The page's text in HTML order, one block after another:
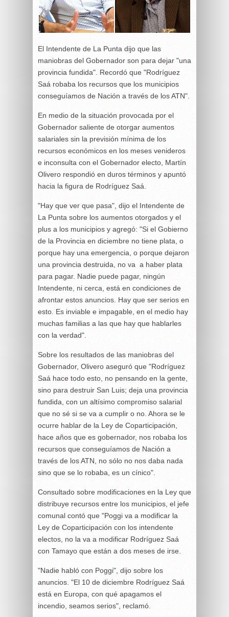
El Intendente de La Punta dijo que las
maniobras del Gobernador son para dejar "una
provincia fundida". Recordó que "Rodríguez
Saá robaba los recursos que los municipios
conseguíamos de Nación a través de los ATN".
En medio de la situación provocada por el
Gobernador saliente de otorgar aumentos
salariales sin la previsión mínima de los
recursos económicos en los meses venideros
e inconsulta con el Gobernador electo, Martín
Olivero respondió en duros términos y apuntó
hacia la figura de Rodríguez Saá.
"Hay que ver que pasa", dijo el Intendente de
La Punta sobre los aumentos otorgados y el
plus a los municipios y agregó: "Si el Gobierno
de la Provincia en diciembre no tiene plata, o
porque hay una emergencia, o porque dejaron
una provincia destruida, no va a haber plata
para pagar. Nadie puede pagar, ningún
Intendente, ni cerca, está en condiciones de
afrontar estos anuncios. Hay que ser serios en
esto. Es inviable e impagable, en el medio hay
muchas familias a las que hay que hablarles
con la verdad".
Sobre los resultados de las maniobras del
Gobernador, Olivero aseguró que "Rodríguez
Saá hace todo esto, no pensando en la gente,
sino para destruir San Luis; deja una provincia
fundida, con un altísimo compromiso salarial
que no sé si se va a cumplir o no. Ahora se le
ocurre hablar de la Ley de Coparticipación,
hace años que es gobernador, nos robaba los
recursos que conseguíamos de Nación a
través de los ATN, no sólo no nos daba nada
sino que se lo robaba, es un cínico".
Consultado sobre modificaciones en la Ley que
distribuye recursos entre los municipios, el jefe
comunal contó que "Poggi va a modificar la
Ley de Coparticipación con los intendente
electos, no la va a modificar Rodríguez Saá
con Tamayo que están a dos meses de irse.
"Nadie habló con Poggi", dijo sobre los
anuncios. "El 10 de diciembre Rodríguez Saá
está en Europa, con qué apagamos el
incendio, seamos serios", reclamó.